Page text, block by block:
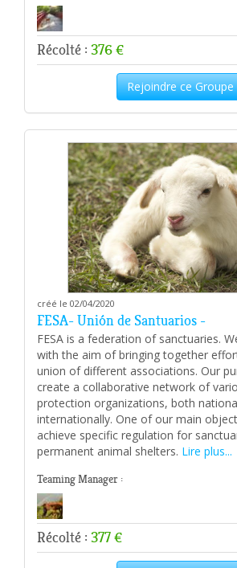
Récolté : 376 €
Rejoindre ce Groupe
créé le 02/04/2020
FESA- Unión de Santuarios -
FESA is a federation of sanctuaries.
with the aim of bringing together
union of different associations. Our
create a collaborative network of
protection organizations, both
internationally. One of our main
achieve specific regulation for
permanent animal shelters. Lire plus...
Teaming Manager :
Récolté : 377 €